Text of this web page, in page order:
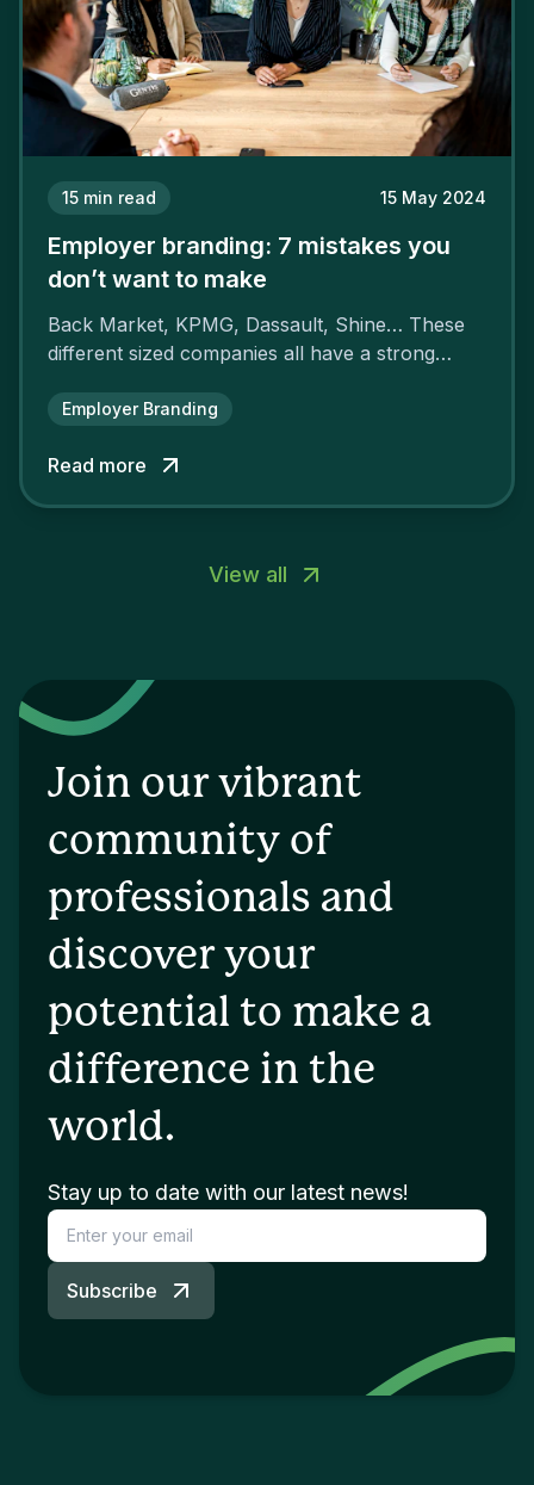
15 min read 15 May 2024
Employer branding: 7 mistakes you
don’t want to make
Back Market, KPMG, Dassault, Shine… These
different sized companies all have a strong
attractiveness and loyalty and makes their
Employer Branding
Read more
View all
Join our vibrant
community of
professionals and
discover your
potential to make a
difference in the
world.
Stay up to date with our latest news!
Subscribe